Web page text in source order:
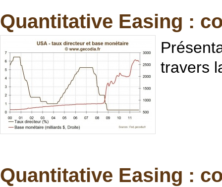
Quantitative Easing :
travers
Quantitative Easing :